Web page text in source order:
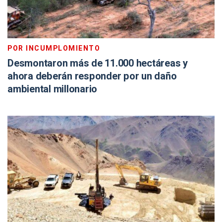
POR INCUMPLOMIENTO
Desmontaron más de 11.000 hectáreas y
ahora deberán responder por un daño
ambiental millonario